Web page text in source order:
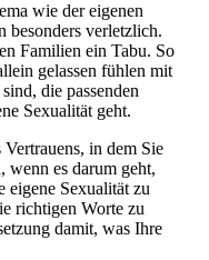
wie der eigenen
besonders verletzlich.
Familien ein Tabu. So
gelassen fühlen mit
die passenden
Sexualität geht.
in dem Sie
wenn es darum geht,
eigene Sexualität zu
richtigen Worte zu
damit, was Ihre